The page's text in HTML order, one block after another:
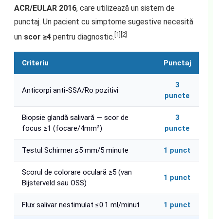
ACR/EULAR 2016, care utilizează un sistem de
punctaj. Un pacient cu simptome sugestive necesită
un scor ≥4pentru diagnostic. [1][2]
Criteriu Punctaj
Anticorpi anti-SSA/Ro pozitivi
3
puncte
Biopsie glandă salivară — scor de
focus ≥1 (focare/4mm²)
3
puncte
Testul Schirmer ≤5 mm/5 minute 1 punct
Scorul de colorare oculară ≥5 (van
Bijsterveld sau OSS)
1 punct
Flux salivar nestimulat ≤0.1 ml/minut 1 punct